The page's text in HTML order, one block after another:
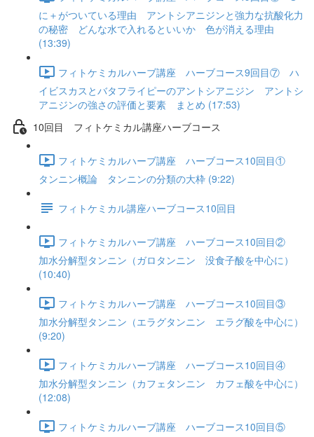
に＋がついている理由 アントシアニジンと強力な抗酸化力
の秘密 どんな水で入れるといいか 色が消える理由
(13:39)
フィトケミカルハーブ講座 ハーブコース9回目⑦ ハ
イビスカスとバタフライピーのアントシアニジン アントシ
アニジンの強さの評価と要素 まとめ (17:53)
10回目 フィトケミカル講座ハーブコース
フィトケミカルハーブ講座 ハーブコース10回目①
タンニン概論 タンニンの分類の大枠 (9:22)
フィトケミカル講座ハーブコース10回目
フィトケミカルハーブ講座 ハーブコース10回目②
加水分解型タンニン（ガロタンニン 没食子酸を中心に）
(10:40)
フィトケミカルハーブ講座 ハーブコース10回目③
加水分解型タンニン（エラグタンニン エラグ酸を中心に）
(9:20)
フィトケミカルハーブ講座 ハーブコース10回目④
加水分解型タンニン（カフェタンニン カフェ酸を中心に）
(12:08)
フィトケミカルハーブ講座 ハーブコース10回目⑤